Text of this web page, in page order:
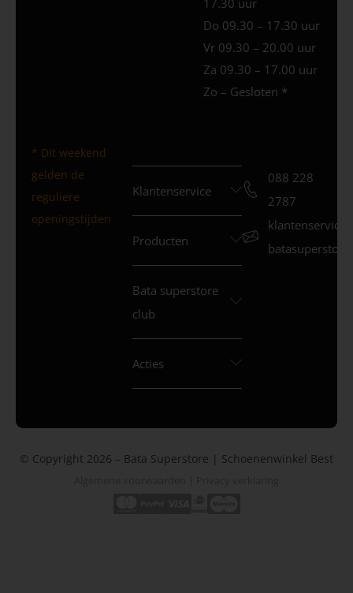
Do 09.30 – 17.30 uur
Vr 09.30 – 20.00 uur
Za 09.30 – 17.00 uur
Zo – Gesloten *
* Dit weekend
gelden de
reguliere
openingstijden
Klantenservice
Producten
Bata superstore
club
Acties
088 228
2787
© Copyright 2026 – Bata Superstore | Schoenenwinkel Best